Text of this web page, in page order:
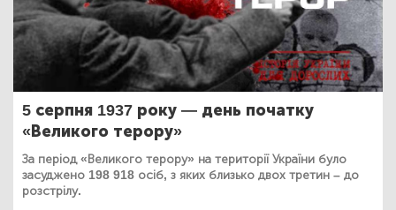
5 серпня 1937 року — день початку
«Великого терору»
За період «Великого терору» на території України було
засуджено 198 918 осіб, з яких близько двох третин – до
розстрілу.